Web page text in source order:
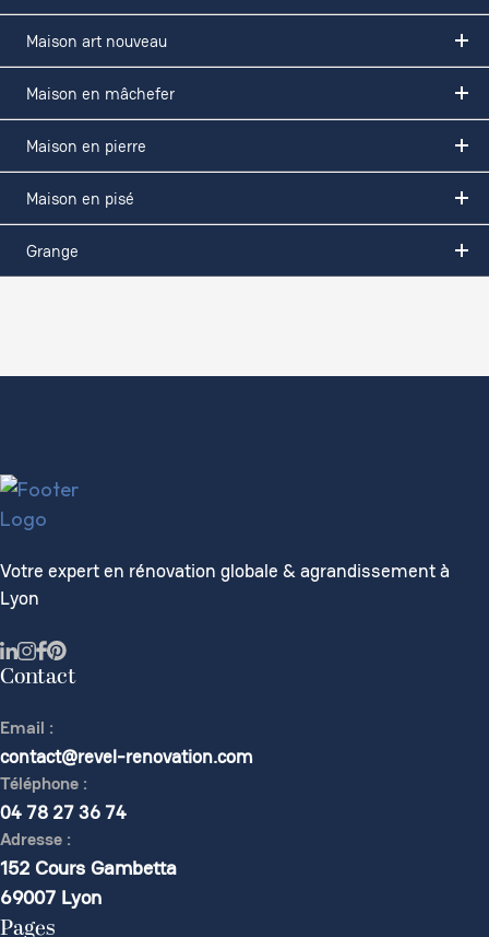
Maison art nouveau
Maison en mâchefer
Maison en pierre
Maison en pisé
Grange
Votre expert en rénovation globale & agrandissement à
Lyon
Contact
Email :
contact@revel-renovation.com
Téléphone :
04 78 27 36 74
Adresse :
152 Cours Gambetta
69007 Lyon
Pages